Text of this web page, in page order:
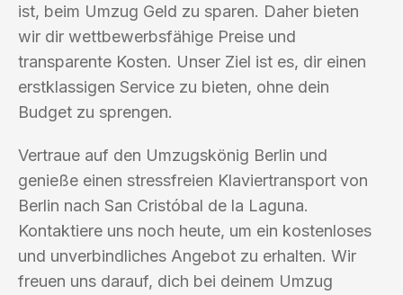
ist, beim Umzug Geld zu sparen. Daher bieten
wir dir wettbewerbsfähige Preise und
transparente Kosten. Unser Ziel ist es, dir einen
erstklassigen Service zu bieten, ohne dein
Budget zu sprengen.
Vertraue auf den Umzugskönig Berlin und
genieße einen stressfreien Klaviertransport von
Berlin nach San Cristóbal de la Laguna.
Kontaktiere uns noch heute, um ein kostenloses
und unverbindliches Angebot zu erhalten. Wir
freuen uns darauf, dich bei deinem Umzug